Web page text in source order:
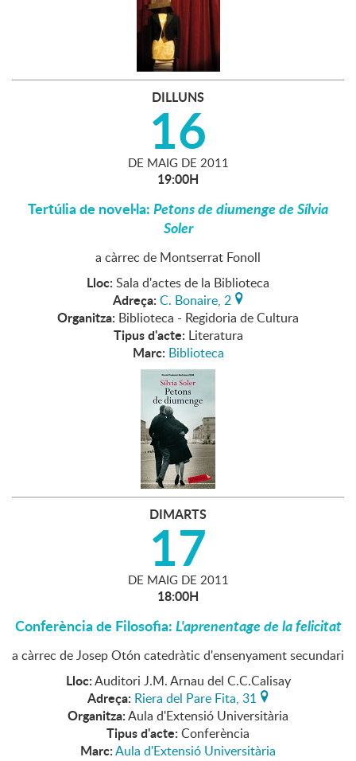
DILLUNS
16
DE MAIG DE 2011
19:00H
Tertúlia de novel·la:Petons de diumenge de Sílvia
Soler
a càrrec de Montserrat Fonoll
Lloc: Sala d'actes de la Biblioteca
Adreça: C. Bonaire, 2
Organitza: Biblioteca - Regidoria de Cultura
Tipus d'acte: Literatura
Marc: Biblioteca
DIMARTS
17
DE MAIG DE 2011
18:00H
Conferència de Filosofia:L'aprenentage de la felicitat
a càrrec de Josep Otón catedràtic d'ensenyament secundari
Lloc:Auditori J.M. Arnau del C.C.Calisay
Adreça: Riera del Pare Fita, 31
Organitza:Aula d'Extensió Universitària
Tipus d'acte: Conferència
Marc:Aula d'Extensió Universitària